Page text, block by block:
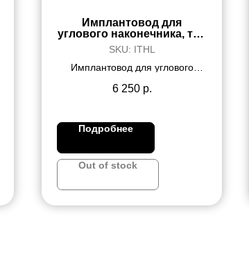
Имплантовод для
углового наконечника, тип
корневидный,
удлиненный
SKU: ITHL
Имплантовод для углового
удлиненный, материал SS
6 250 р.
Подробнее
Out of stock